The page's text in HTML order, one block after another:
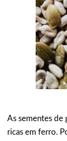
As sementes de
ricas em ferro.